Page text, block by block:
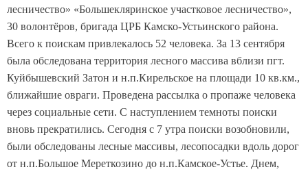
лесничество» «Большекляринское участковое лесничество»,
30 волонтёров, бригада ЦРБ Камско-Устьинского района.
Всего к поискам привлекалось 52 человека. За 13 сентября
была обследована территория лесного массива вблизи пгт.
Куйбышевский Затон и н.п.Кирельское на площади 10 кв.км.,
ближайшие овраги. Проведена рассылка о пропаже человека
через социальные сети. С наступлением темноты поиски
вновь прекратились. Сегодня с 7 утра поиски возобновили,
были обследованы лесные массивы, лесопосадки вдоль дорог
от н.п.Большое Мереткозино до н.п.Камское-Устье. Днем,